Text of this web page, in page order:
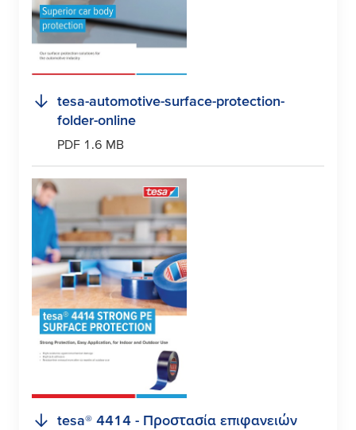
tesa-automotive-surface-protection-
folder-online
PDF 1.6 MB
tesa® 4414 - Προστασία επιφανειών